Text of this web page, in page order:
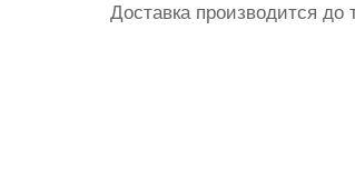
Доставка производится до